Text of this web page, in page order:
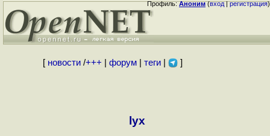
Профиль:Аноним(вход|регистрация)
[ новости/+++ форум| теги| ]
lyx